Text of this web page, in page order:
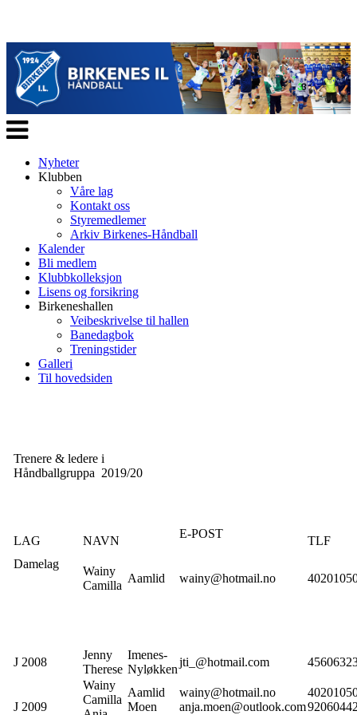
Veksle
navigasjon
Nyheter
Klubben
Våre lag
Kontakt oss
Styremedlemer
Arkiv Birkenes-Håndball
Kalender
Bli medlem
Klubbkolleksjon
Lisens og forsikring
Birkeneshallen
Veibeskrivelse til hallen
Banedagbok
Treningstider
Galleri
Til hovedsiden
Trenere & ledere i
Håndballgruppa 2019/20
LAG NAVN
E-POST
TLF
Damelag
Wainy
Camilla
Aamlid wainy@hotmail.no
J 2008
Jenny
Therese
Imenes-
Nyløkken
jti_@hotmail.com
J 2009
Wainy
Camilla
Aamlid
Moen
wainy@hotmail.no
anja.moen@outlook.com